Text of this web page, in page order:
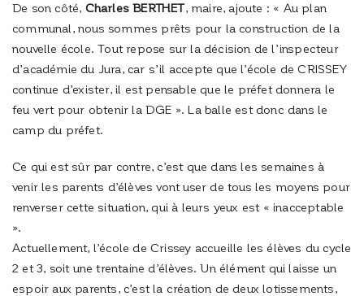
De son côté, Charles BERTHET , maire, ajoute : « Au plan
communal, nous sommes prêts pour la construction de la
nouvelle école. Tout repose sur la décision de l’inspecteur
d’académie du Jura, car s’il accepte que l’école de CRISSEY
continue d’exister, il est pensable que le préfet donnera le
feu vert pour obtenir la DGE ». La balle est donc dans le
camp du préfet.
Ce qui est sûr par contre, c’est que dans les semaines à
venir les parents d’élèves vont user de tous les moyens pour
renverser cette situation, qui à leurs yeux est « inacceptable
».
Actuellement, l’école de Crissey accueille les élèves du cycle
2 et 3, soit une trentaine d’élèves. Un élément qui laisse un
espoir aux parents, c’est la création de deux lotissements,